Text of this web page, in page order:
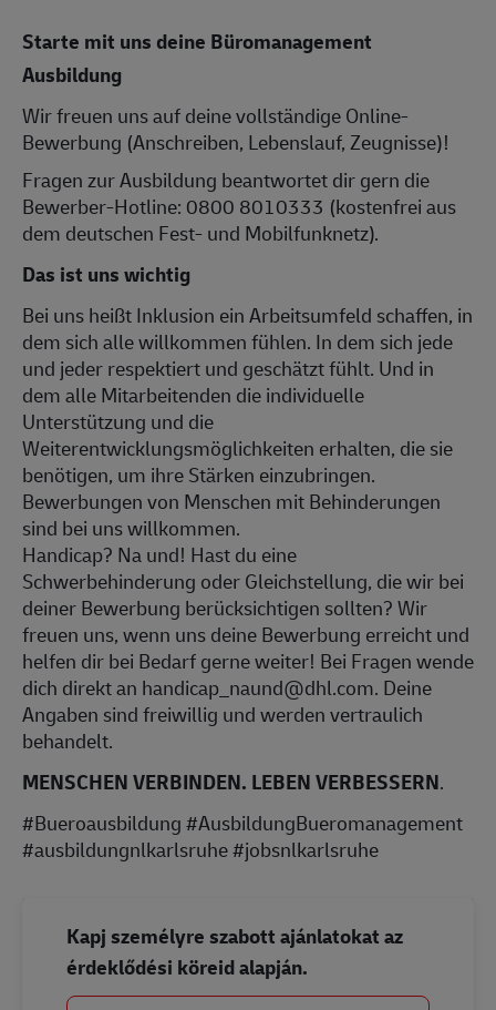
Starte mit uns deine Büromanagement
Ausbildung
Wir freuen uns auf deine vollständige Online-
Bewerbung (Anschreiben, Lebenslauf, Zeugnisse)!
Fragen zur Ausbildung beantwortet dir gern die
Bewerber-Hotline: 0800 8010333 (kostenfrei aus
dem deutschen Fest- und Mobilfunknetz).
Das ist uns wichtig
Bei uns heißt Inklusion ein Arbeitsumfeld schaffen, in
dem sich alle willkommen fühlen. In dem sich jede
und jeder respektiert und geschätzt fühlt. Und in
dem alle Mitarbeitenden die individuelle
Unterstützung und die
Weiterentwicklungsmöglichkeiten erhalten, die sie
benötigen, um ihre Stärken einzubringen.
Bewerbungen von Menschen mit Behinderungen
sind bei uns willkommen.
Handicap? Na und! Hast du eine
Schwerbehinderung oder Gleichstellung, die wir bei
deiner Bewerbung berücksichtigen sollten? Wir
freuen uns, wenn uns deine Bewerbung erreicht und
helfen dir bei Bedarf gerne weiter! Bei Fragen wende
dich direkt an handicap_naund@dhl.com. Deine
Angaben sind freiwillig und werden vertraulich
behandelt.
MENSCHEN VERBINDEN. LEBEN VERBESSERN.
#Bueroausbildung #AusbildungBueromanagement
#ausbildungnlkarlsruhe #jobsnlkarlsruhe
Kapj személyre szabott ajánlatokat az
érdeklődési köreid alapján.